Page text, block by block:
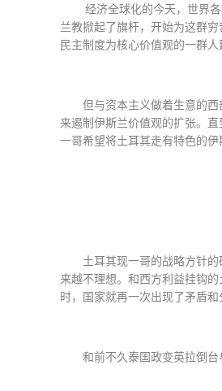
经济全球化的今天，世界
兰教掀起了旗杆，开始为这群穷
民主制度为核心价值观的一群
但与资本主义做着生意的
来遏制伊斯兰价值观的扩张。
一哥希望将土耳其走有特色的
土耳其现一哥的战略方针
来越不理想。和西方利益挂钩
时，国家就再一次出现了矛盾和
和前不久泰国政变英拉倒